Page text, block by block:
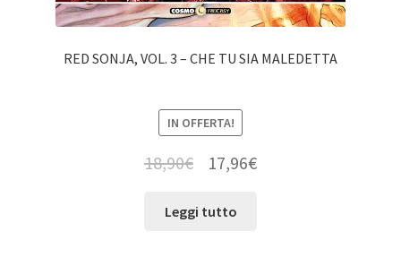
RED SONJA, VOL. 3 – CHE TU SIA MALEDETTA
IN OFFERTA!
18,90€ 17,96€
Leggi tutto